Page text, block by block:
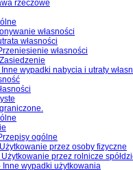
rzeczowe
własności
własności
własności
Inne wypadki nabycia i utraty
ogólne
Użytkowanie przez osoby fizyczne
Użytkowanie przez rolnicze
Inne wypadki użytkowania